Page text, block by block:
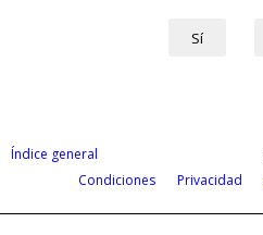
Índice general
Privacidad
Condiciones